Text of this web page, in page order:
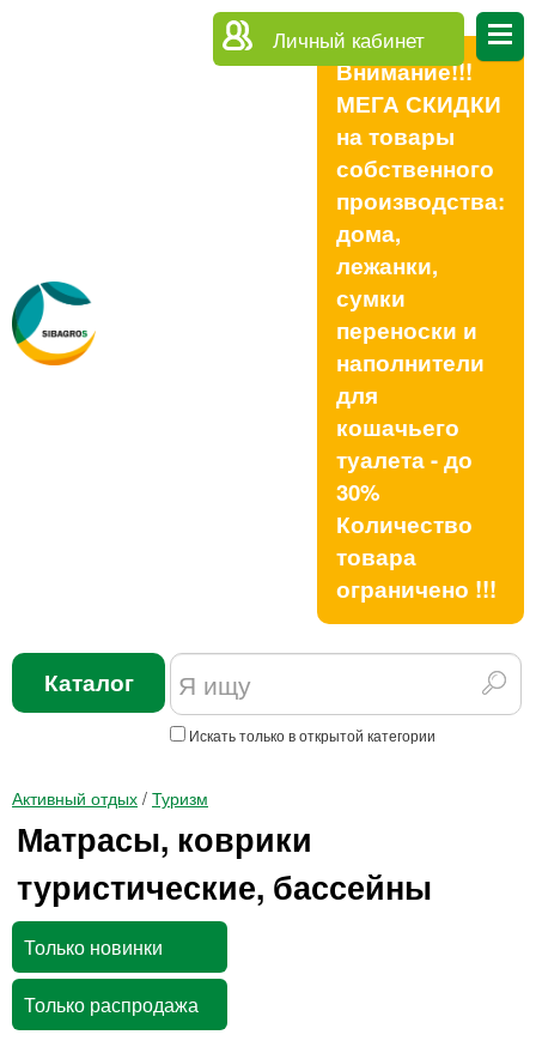
Личный кабинет
Внимание!!!
МЕГА СКИДКИ
на товары
собственного
производства:
дома,
лежанки,
сумки
переноски и
наполнители
для
кошачьего
туалета - до
30%
Количество
товара
ограничено !!!
Каталог
Искать только в открытой категории
Активный отдых / Туризм
Матрасы, коврики
туристические, бассейны
Только новинки
Только распродажа